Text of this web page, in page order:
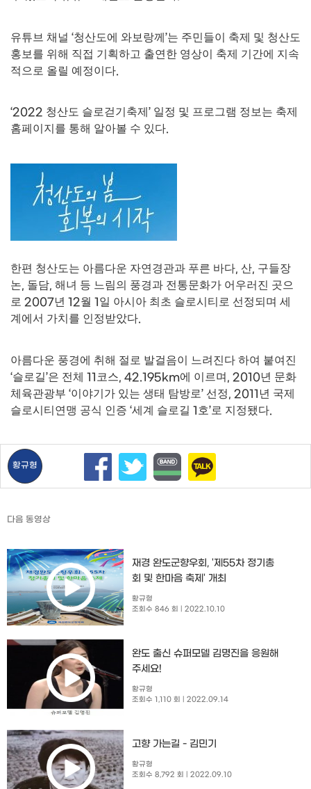
유튜브 채널 ‘청산도에 와보랑께 ’는 주민들이 축제 및 청산도
홍보를 위해 직접 기획하고 출연한 영상이 축제 기간에 지속
적으로 올릴 예정이다.
‘2022 청산도 슬로걷기축제 ’ 일정 및 프로그램 정보는 축제
홈페이지를 통해 알아볼 수 있다.
한편 청산도는 아름다운 자연경관과 푸른 바다, 산, 구들장
논, 돌담, 해녀 등 느림의 풍경과 전통문화가 어우러진 곳으
로 2007년 12월 1 일 아시아 최초 슬로시티로 선정되며 세
계에서 가치를 인정받았다.
아름다운 풍경에 취해 절로 발걸음이 느려진다 하여 붙여진
‘슬로길’은 전체 11 코스, 42.195km에 이르며 , 2010년 문화
체육관광부 ‘이야기가 있는 생태 탐방로’ 선정, 2011 년 국제
슬로시티연맹 공식 인증 ‘세계 슬로길 1 호’로 지정됐다.
황규형
다음 동영상
재경 완도군향우회, '제55차 정기총
회 및 한마음 축제' 개최
황규형
조회수 846 회
| 2022.10.10
완도 출신 슈퍼모델 김명진을 응원해
주세요!
황규형
조회수 1,110 회
| 2022.09.14
고향 가는길 - 김민기
황규형
조회수 8,792 회
| 2022.09.10